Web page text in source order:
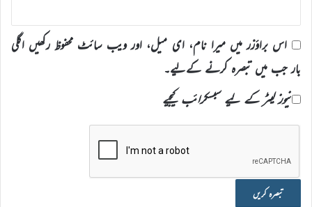
اس براؤزر میں میرا نام، ای میل، اور ویب سائٹ محفوظ رکھیں اگلی
بار جب میں تبصرہ کرنے کےلیے۔
نیوز لیٹر کے لیے سبسکرائب کیجیے